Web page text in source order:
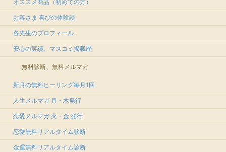
オススメ商品（初めての方）
お客さま 喜びの体験談
各先生のプロフィール
安心の実績、マスコミ掲載歴
無料診断、無料メルマガ
新月の無料ヒーリング毎月1回
人生メルマガ 月・木発行
恋愛メルマガ 火・金 発行
恋愛無料リアルタイム診断
金運無料リアルタイム診断